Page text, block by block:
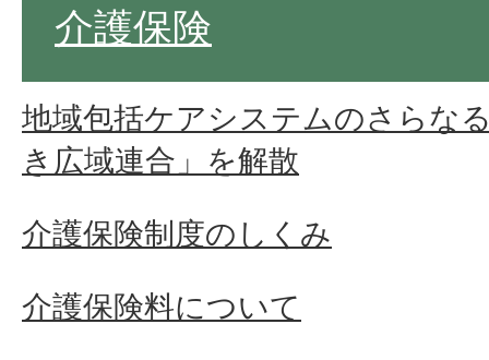
将来、介護保険サービスを受
せんが、それでも保険料を納
今まで年金から天引きされて
介護保険
地域包括ケアシステムのさらな
き広域連合」を解散
介護保険制度のしくみ
介護保険料について